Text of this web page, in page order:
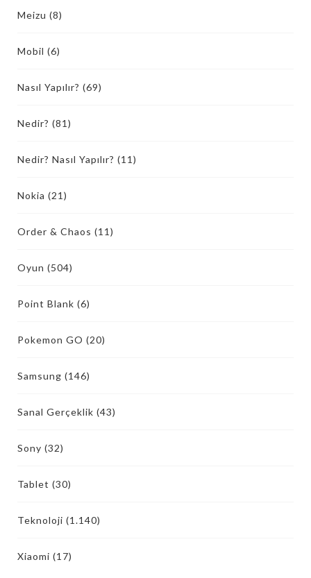
Meizu (8)
Mobil (6)
Nasıl Yapılır? (69)
Nedir? (81)
Nedir? Nasıl Yapılır? (11)
Nokia (21)
Order & Chaos (11)
Oyun (504)
Point Blank (6)
Pokemon GO (20)
Samsung (146)
Sanal Gerçeklik (43)
Sony (32)
Tablet (30)
Teknoloji (1.140)
Xiaomi (17)